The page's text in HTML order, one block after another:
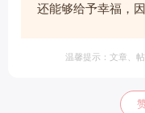
还能够给予幸福，
温馨提示：文章、